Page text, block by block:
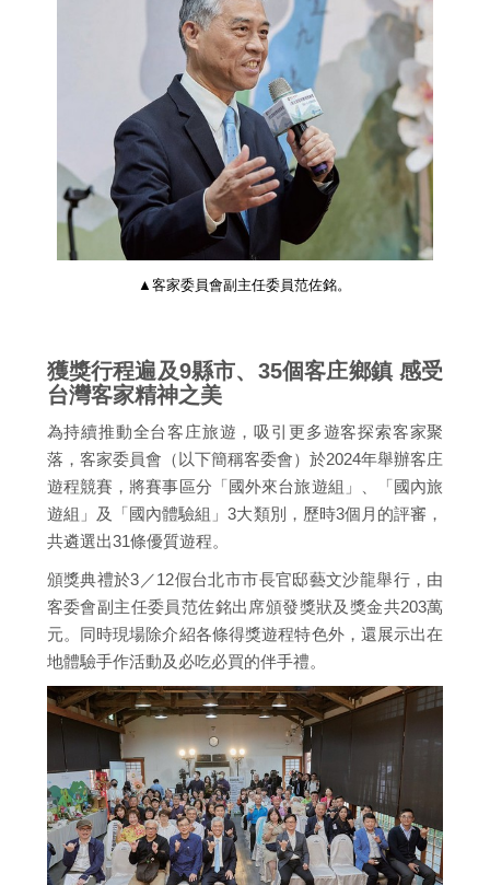
▲客家委員會副主任委員范佐銘。
獲獎行程遍及9縣市、35個客庄鄉鎮 感受
台灣客家精神之美
為持續推動全台客庄旅遊，吸引更多遊客探索客家聚
落，客家委員會（以下簡稱客委會）於2024年舉辦客庄
遊程競賽，將賽事區分「國外來台旅遊組」、「國內旅
遊組」及「國內體驗組」3大類別，歷時3個月的評審，
共遴選出31條優質遊程。
頒獎典禮於3／12假台北市市長官邸藝文沙龍舉行，由
客委會副主任委員范佐銘出席頒發獎狀及獎金共203萬
元。同時現場除介紹各條得獎遊程特色外，還展示出在
地體驗手作活動及必吃必買的伴手禮。